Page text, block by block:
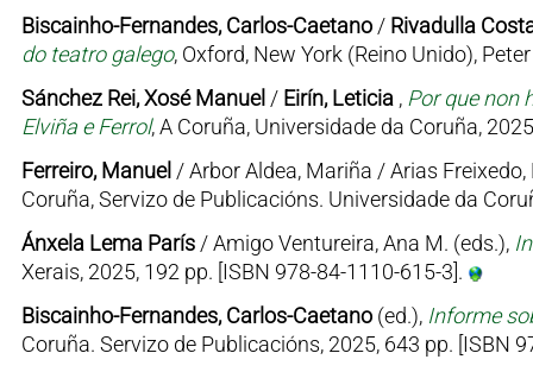
Biscainho-Fernandes, Carlos-Caetano/ Rivadulla
do teatro galego, Oxford, New York (Reino Unido),
Sánchez Rei, Xosé Manuel / Eirín, Leticia , Por que non
Elviña e Ferrol, A Coruña, Universidade da Coruña,
Ferreiro, Manuel / Arbor Aldea, Mariña / Arias
Coruña, Servizo de Publicacións. Universidade da
Ánxela Lema París/ Amigo Ventureira, Ana M. (eds.),
Xerais, 2025, 192 pp. [ISBN 978-84-1110-615-3].
Biscainho-Fernandes, Carlos-Caetano(ed.), Informe
Coruña. Servizo de Publicacións, 2025, 643 pp.